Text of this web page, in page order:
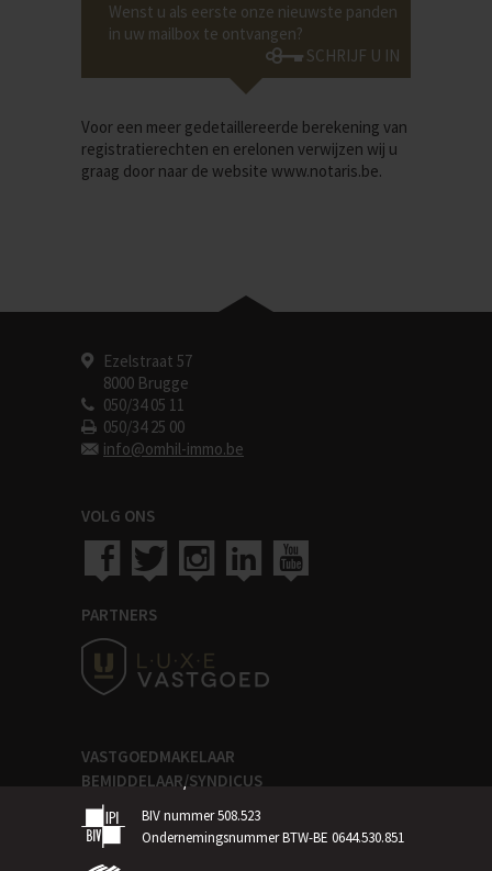
Wenst u als eerste onze nieuwste panden
in uw mailbox te ontvangen?
SCHRIJF U IN
Voor een meer gedetaillereerde berekening van
registratierechten en erelonen verwijzen wij u
graag door naar de website www.notaris.be.
Ezelstraat 57
8000 Brugge
050/34 05 11
050/34 25 00
info@omhil-immo.be
VOLG ONS
PARTNERS
VASTGOEDMAKELAAR
BEMIDDELAAR/SYNDICUS
BIV nummer 508.523
Ondernemingsnummer BTW-BE 0644.530.851